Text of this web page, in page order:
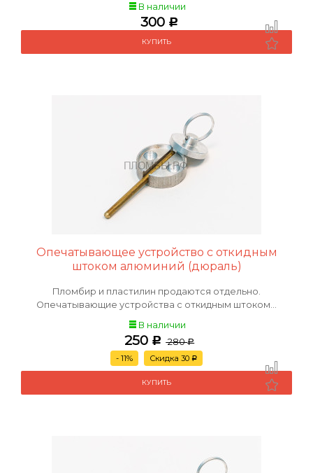
В наличии
300 Р
Опечатывающее устройство с откидным
штоком алюминий (дюраль)
Пломбир и пластилин продаются отдельно.
Опечатывающие устройства с откидным штоком...
В наличии
250 Р 280Р
- 11% Скидка 30 Р